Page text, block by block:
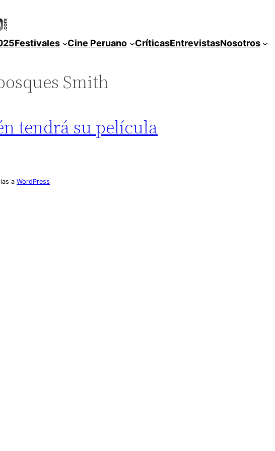
Festivales Cine Peruano CríticasEntrevistasNosotros
Smith
tendrá su película
aWordPress